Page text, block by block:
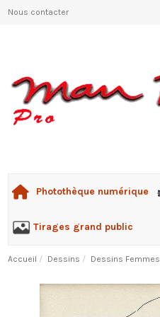
Nous contacter
Photothèque numérique
Tirages grand public
Accueil Dessins Dessins Femmes